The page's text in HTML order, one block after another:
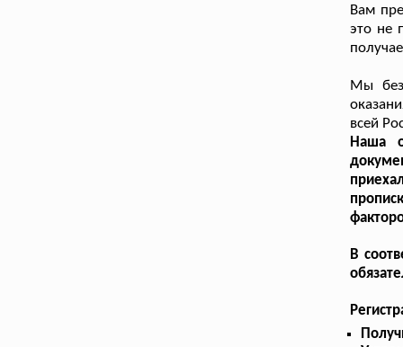
Вам
это не
Мы
всей
Наша
В